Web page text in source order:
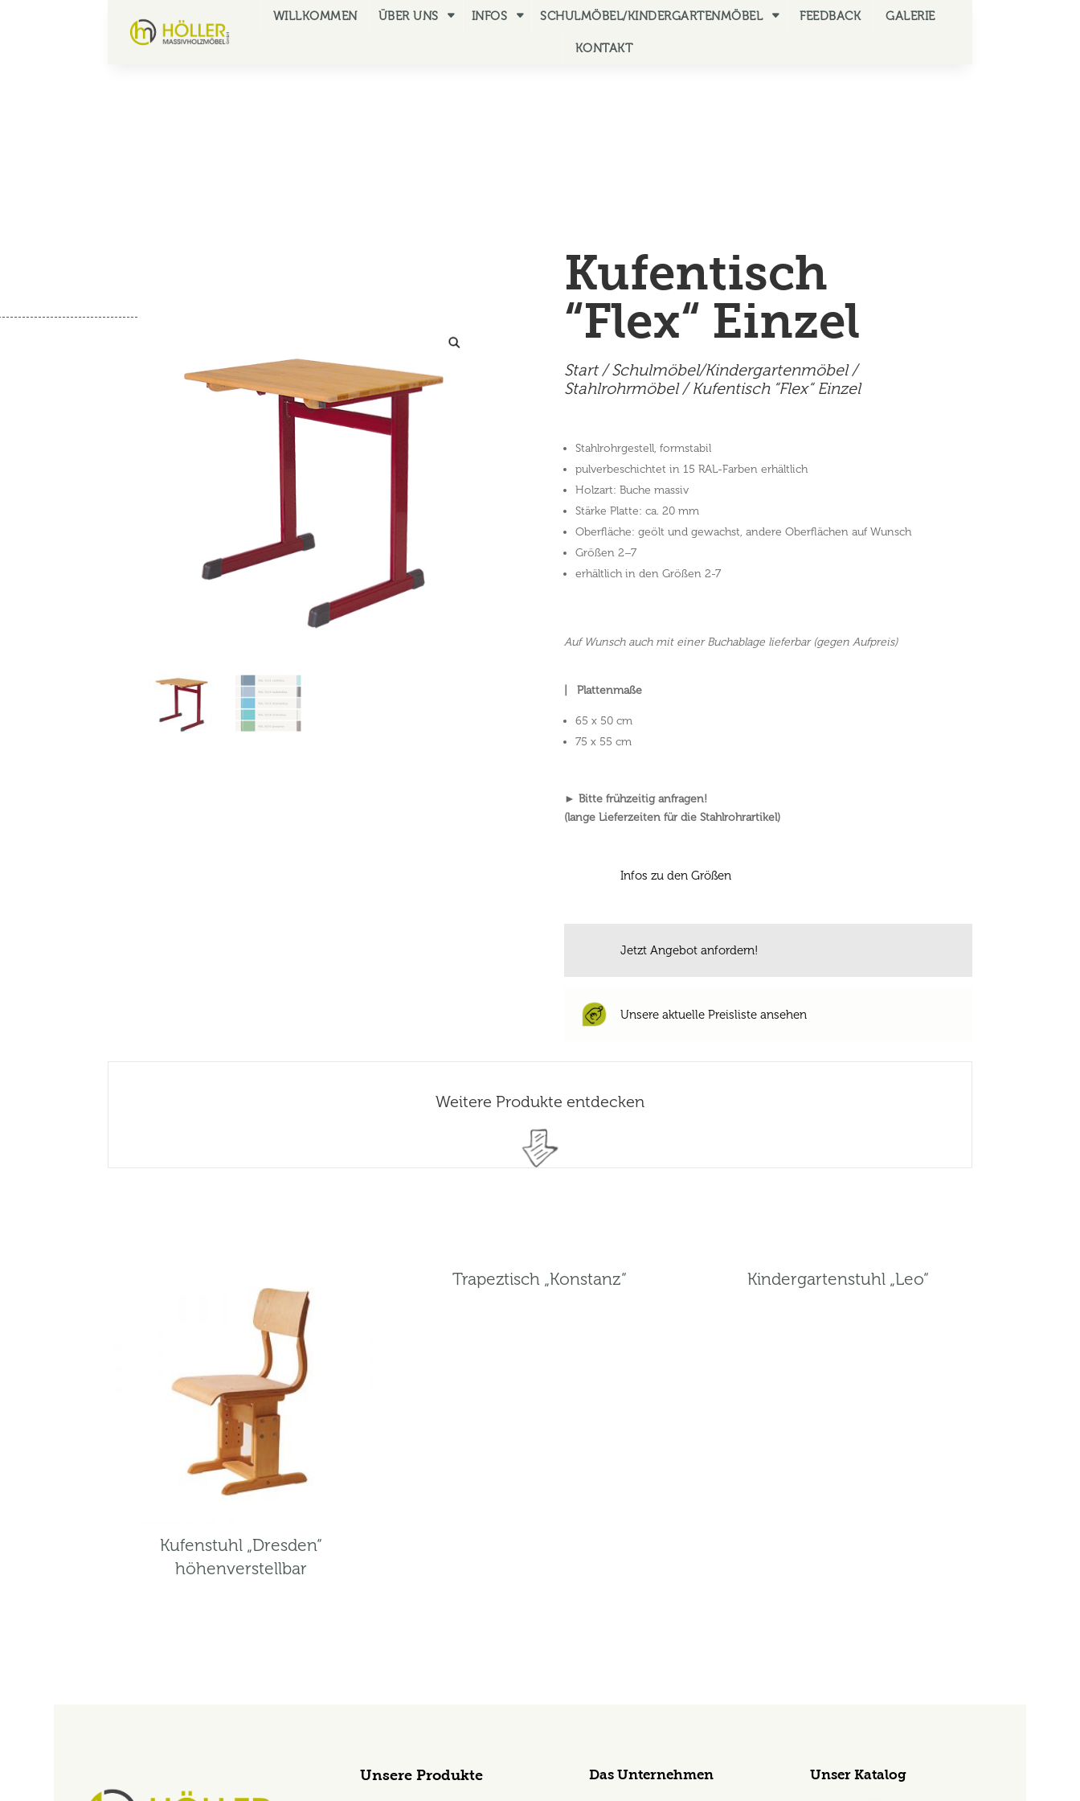
WILLKOMMEN ÜBER UNS INFOS SCHULMÖBEL/KINDERGARTENMÖBEL FEEDBACK GALERIE
KONTAKT
Kufentisch
“Flex“ Einzel
Start/Schulmöbel/Kindergartenmöbel/
Stahlrohrmöbel/ Kufentisch “Flex“ Einzel
Stahlrohrgestell, formstabil
pulverbeschichtet in 15 RAL-Farben erhältlich
Holzart: Buche massiv
Stärke Platte: ca. 20 mm
Oberfläche: geölt und gewachst, andere Oberflächen auf Wunsch
Größen 2–7
erhältlich in den Größen 2-7
Auf Wunsch auch mit einer Buchablage lieferbar (gegen Aufpreis)
| Plattenmaße
65 x 50 cm
75 x 55 cm
► Bitte frühzeitig anfragen!
(lange Lieferzeiten für die Stahlrohrartikel)
Infos zu den Größen
Jetzt Angebot anfordern!
Unsere aktuelle Preisliste ansehen
Weitere Produkte entdecken
Kufenstuhl „Dresden“
höhenverstellbar
Trapeztisch „Konstanz“ Kindergartenstuhl „Leo“
Unsere Produkte Das Unternehmen Unser Katalog